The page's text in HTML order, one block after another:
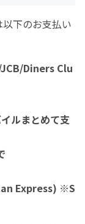
以下のお支払い
Diners Clu
ルまとめて支
Express) ※S